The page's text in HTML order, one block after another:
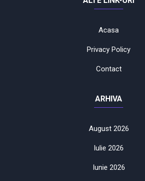
Acasa
Privacy Policy
Contact
ARHIVA
August 2026
Iulie 2026
Iunie 2026